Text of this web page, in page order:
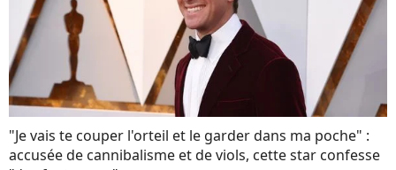
"Je vais te couper l'orteil et le garder dans ma poche" :
accusée de cannibalisme et de viols, cette star confesse